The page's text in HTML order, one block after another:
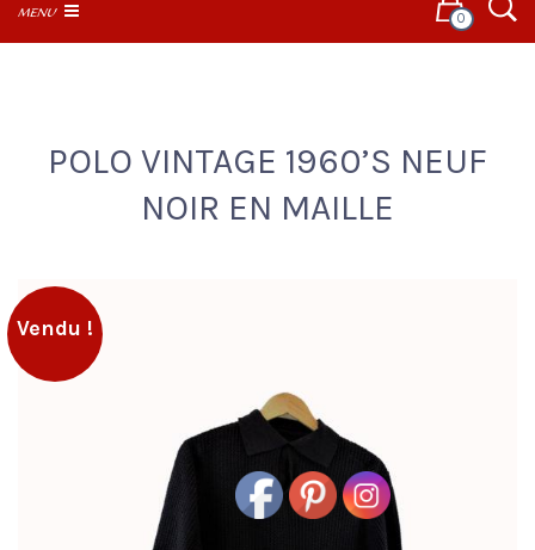
MENU 0
POLO VINTAGE 1960’S NEUF
NOIR EN MAILLE
Vendu !